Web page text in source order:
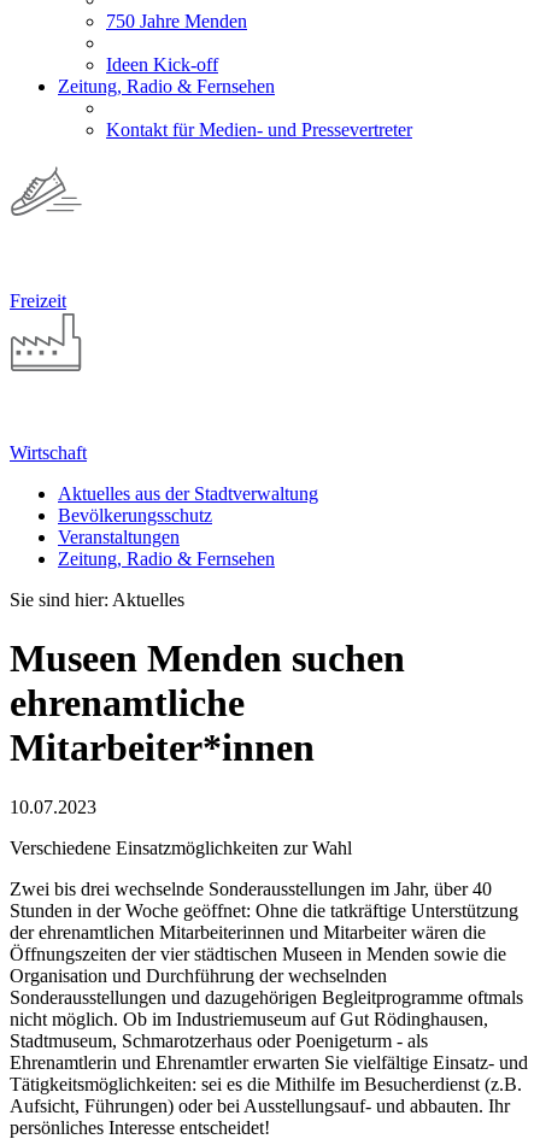
750 Jahre Menden
Ideen Kick-off
Zeitung, Radio & Fernsehen
Kontakt für Medien- und Pressevertreter
Freizeit
Wirtschaft
Aktuelles aus der Stadtverwaltung
Bevölkerungsschutz
Veranstaltungen
Zeitung, Radio & Fernsehen
Sie sind hier: Aktuelles
Museen Menden suchen
ehrenamtliche
Mitarbeiter*innen
10.07.2023
Verschiedene Einsatzmöglichkeiten zur Wahl
Zwei bis drei wechselnde Sonderausstellungen im Jahr, über 40
Stunden in der Woche geöffnet: Ohne die tatkräftige Unterstützung
der ehrenamtlichen Mitarbeiterinnen und Mitarbeiter wären die
Öffnungszeiten der vier städtischen Museen in Menden sowie die
Organisation und Durchführung der wechselnden
Sonderausstellungen und dazugehörigen Begleitprogramme oftmals
nicht möglich. Ob im Industriemuseum auf Gut Rödinghausen,
Stadtmuseum, Schmarotzerhaus oder Poenigeturm - als
Ehrenamtlerin und Ehrenamtler erwarten Sie vielfältige Einsatz- und
Tätigkeitsmöglichkeiten: sei es die Mithilfe im Besucherdienst (z.B.
Aufsicht, Führungen) oder bei Ausstellungsauf- und abbauten. Ihr
persönliches Interesse entscheidet!